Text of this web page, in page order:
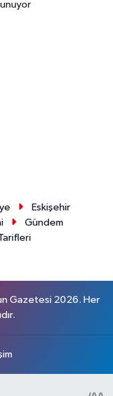
Eskişehir
Gündem
Gazetesi 2026. Her